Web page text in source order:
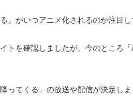
」がいつアニメ化されるのか注目し
トを確認しましたが、今のところ
ってくる」の放送や配信が決定しま